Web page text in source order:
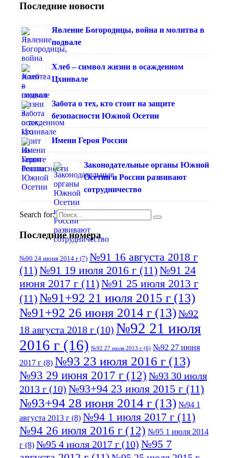
Последние новости
Явление Богородицы, война и молитва в
подвале
Хлеб – символ жизни в осажденном
Цхинвале
Забота о тех, кто стоит на защите
безопасности Южной Осетии
Имени Героя России
Законодательные органы Южной
Осетии и России развивают
сотрудничество
Search for:
Последние номера
№90 24 июня 2014 г (7) №91 16 августа 2018 г
(11)№91 19 июля 2016 г (11)№91 24
июня 2017 г (11)№91 25 июля 2013 г
(11)№91+92 21 июля 2015 г (13)
№91+92 26 июня 2014 г (13)№92
18 августа 2018 г (10) №92 21 июля
2016 г (16) №92 27 июля 2013 г (6) №92 27 июня
2017 г (8) №93 23 июля 2016 г (13)
№93 29 июня 2017 г (12) №93 30 июля
2013 г (10) №93+94 23 июля 2015 г (11)
№93+94 28 июня 2014 г (13) №94 1
августа 2013 г (8) №94 1 июля 2017 г (11)
№94 26 июля 2016 г (12) №95 1 июля 2014
г (8) №95 4 июля 2017 г (10) №95 7